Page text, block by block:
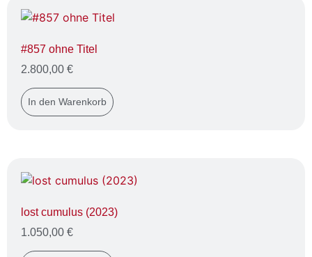
#857 ohne Titel
2.800,00 €
In den Warenkorb
lost cumulus (2023)
1.050,00 €